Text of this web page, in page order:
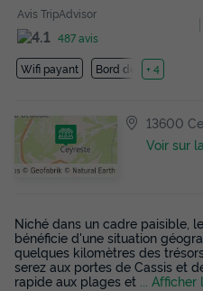
Avis TripAdvisor
487 avis
Wifi payant Bord de mer
+ 4
13600
Voir sur
Niché dans un cadre paisible,
bénéficie d'une situation
quelques kilomètres des
serez aux portes de Cassis et
rapide aux plages et
...